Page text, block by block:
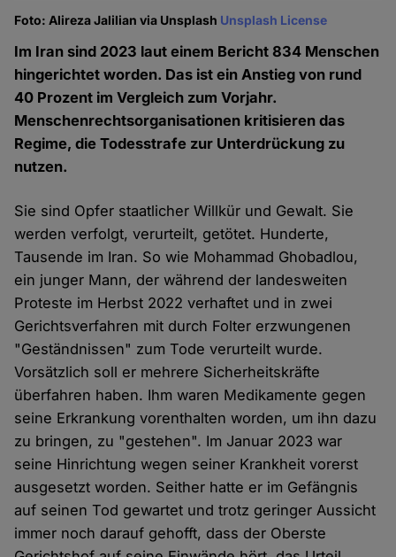
Foto: Alireza Jalilian via Unsplash Unsplash License
Im Iran sind 2023 laut einem Bericht 834 Menschen
hingerichtet worden. Das ist ein Anstieg von rund
40 Prozent im Vergleich zum Vorjahr.
Menschenrechtsorganisationen kritisieren das
Regime, die Todesstrafe zur Unterdrückung zu
nutzen.
Sie sind Opfer staatlicher Willkür und Gewalt. Sie
werden verfolgt, verurteilt, getötet. Hunderte,
Tausende im Iran. So wie Mohammad Ghobadlou,
ein junger Mann, der während der landesweiten
Proteste im Herbst 2022 verhaftet und in zwei
Gerichtsverfahren mit durch Folter erzwungenen
"Geständnissen" zum Tode verurteilt wurde.
Vorsätzlich soll er mehrere Sicherheitskräfte
überfahren haben. Ihm waren Medikamente gegen
seine Erkrankung vorenthalten worden, um ihn dazu
zu bringen, zu "gestehen". Im Januar 2023 war
seine Hinrichtung wegen seiner Krankheit vorerst
ausgesetzt worden. Seither hatte er im Gefängnis
auf seinen Tod gewartet und trotz geringer Aussicht
immer noch darauf gehofft, dass der Oberste